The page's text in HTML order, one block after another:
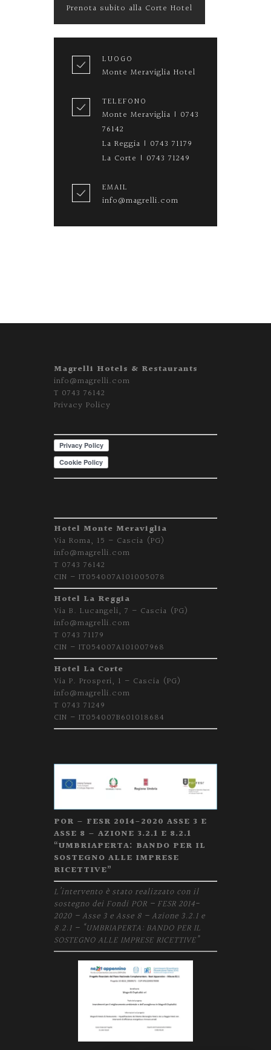
Prenota subito alla Corte Hotel
LUOGO
Monte Meraviglia Hotel
TELEFONO
Monte Meraviglia | 0743
76142
La Reggia | 0743 71179
La Corte | 0743 71249
EMAIL
info@magrelli.com
Magrelli Hotels & Restaurants
info@magrelli.com
T 0743 76142
Privacy Policy
Hotel Monte Meraviglia
Via Roma, 15 – Cascia (PG)
info@magrelli.com
T 0743 76142
CIN – IT054007A101005078
Hotel La Reggia
Via B. Lucangeli, 7 – Cascia (PG)
info@magrelli.com
T 0743 71179
CIN – IT054007A101007968
Hotel La Corte
Via P. Prosperi, 1 – Cascia (PG)
info@magrelli.com
T 0743 71249
CIN – IT054007B601018684
POR – FESR 2014-2020 ASSE 3 E
ASSE 8 – AZIONE 3.2.1 E 8.2.1
“UMBRIAPERTA: BANDO PER IL
SOSTEGNO ALLE IMPRESE
RICETTIVE”
L’intervento è stato realizzato con il
sostegno dei Fondi POR – FESR 2014-
2020 – Asse 3 e Asse 8 – Azione 3.2.1 e
8.2.1 – “UMBRIAPERTA: BANDO PER IL
SOSTEGNO ALLE IMPRESE RICETTIVE”